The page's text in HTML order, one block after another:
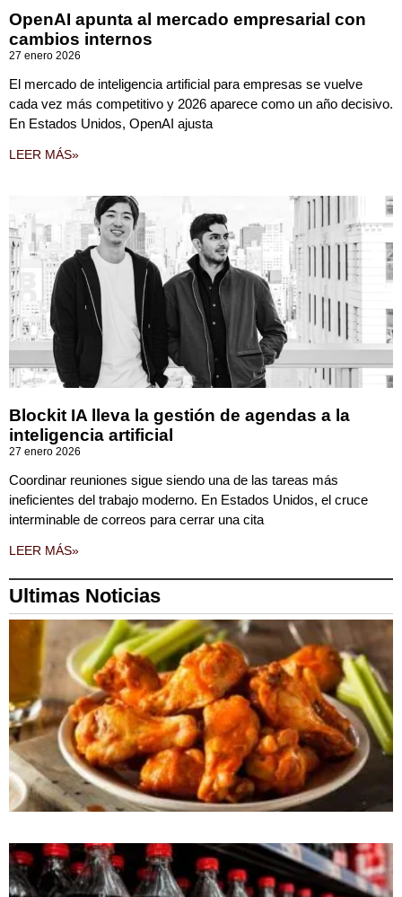
OpenAI apunta al mercado empresarial con
cambios internos
27 enero 2026
El mercado de inteligencia artificial para empresas se vuelve
cada vez más competitivo y 2026 aparece como un año decisivo.
En Estados Unidos, OpenAI ajusta
LEER MÁS»
Blockit IA lleva la gestión de agendas a la
inteligencia artificial
27 enero 2026
Coordinar reuniones sigue siendo una de las tareas más
ineficientes del trabajo moderno. En Estados Unidos, el cruce
interminable de correos para cerrar una cita
LEER MÁS»
Ultimas Noticias